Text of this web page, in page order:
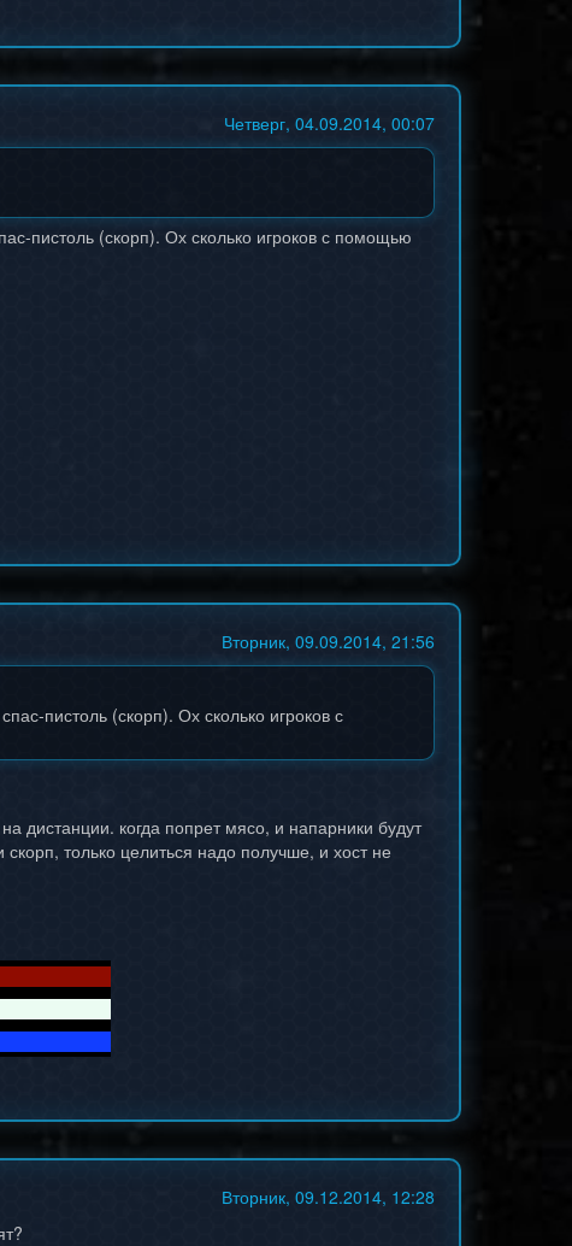
Четверг, 04.09.2014, 00:07
пистоль (скорп). Ох сколько игроков с помощью
Вторник, 09.09.2014, 21:56
пистоль (скорп). Ох сколько игроков с
дистанции. когда попрет мясо, и напарники будут
только целиться надо получше, и хост не
Вторник, 09.12.2014, 12:28